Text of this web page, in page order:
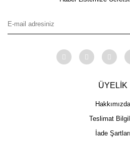
ÜYELİK
Hakkımızda
Teslimat
İade Şartları